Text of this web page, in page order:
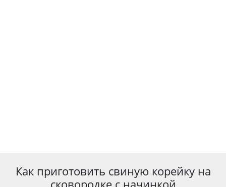
Как приготовить свиную корейку на